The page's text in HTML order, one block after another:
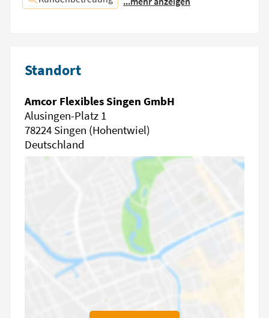
Standort
Amcor Flexibles Singen GmbH
Alusingen-Platz 1
78224 Singen (Hohentwiel)
Deutschland